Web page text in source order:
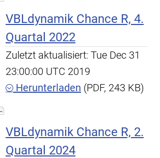
VBLdynamik Chance R, 4.
Quartal 2022
Zuletzt aktualisiert: Tue Dec 31
23:00:00 UTC 2019
Herunterladen (PDF, 243 KB)
VBLdynamik Chance R, 2.
Quartal 2024